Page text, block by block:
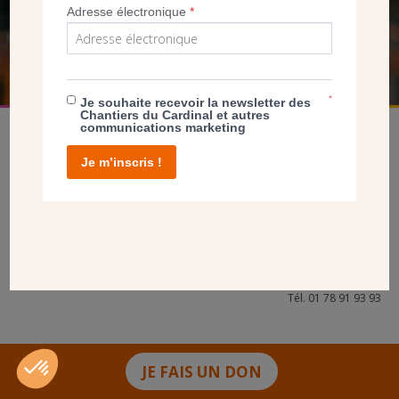
JE FAIS UN DON
FAIRE UN DON
Tél. 01 78 91 93 93
Adresse électronique*
Je souhaite recevoir la newsletter des
Chantiers du Cardinal et autres
communications marketing
*
Je m’inscris !